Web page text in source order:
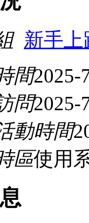
新手上
間2025-
問2025-
動時間
區使用